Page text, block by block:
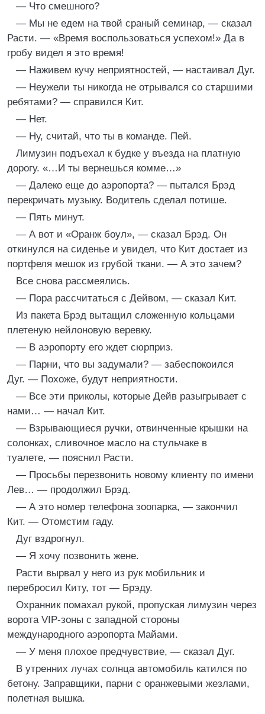
— Что смешного?
— Мы не едем на твой сраный семинар, — сказал
Расти. — «Время воспользоваться успехом!» Да в
гробу видел я это время!
— Наживем кучу неприятностей, — настаивал Дуг.
— Неужели ты никогда не отрывался со старшими
ребятами? — справился Кит.
— Нет.
— Ну, считай, что ты в команде. Пей.
Лимузин подъехал к будке у въезда на платную
дорогу. «…И ты вернешься комме…»
— Далеко еще до аэропорта? — пытался Брэд
перекричать музыку. Водитель сделал потише.
— Пять минут.
— А вот и «Оранж боул», — сказал Брэд. Он
откинулся на сиденье и увидел, что Кит достает из
портфеля мешок из грубой ткани. — А это зачем?
Все снова рассмеялись.
— Пора рассчитаться с Дейвом, — сказал Кит.
Из пакета Брэд вытащил сложенную кольцами
плетеную нейлоновую веревку.
— В аэропорту его ждет сюрприз.
— Парни, что вы задумали? — забеспокоился
Дуг. — Похоже, будут неприятности.
— Все эти приколы, которые Дейв разыгрывает с
нами… — начал Кит.
— Взрывающиеся ручки, отвинченные крышки на
солонках, сливочное масло на стульчаке в
туалете, — пояснил Расти.
— Просьбы перезвонить новому клиенту по имени
Лев… — продолжил Брэд.
— А это номер телефона зоопарка, — закончил
Кит. — Отомстим гаду.
Дуг вздрогнул.
— Я хочу позвонить жене.
Расти вырвал у него из рук мобильник и
перебросил Киту, тот — Брэду.
Охранник помахал рукой, пропуская лимузин через
ворота VIP-зоны с западной стороны
международного аэропорта Майами.
— У меня плохое предчувствие, — сказал Дуг.
В утренних лучах солнца автомобиль катился по
бетону. Заправщики, парни с оранжевыми жезлами,
полетная вышка.